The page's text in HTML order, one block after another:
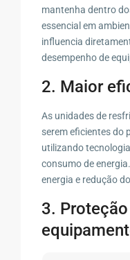
mantenha dentro
essencial em
influencia
desempenho de
2. Maior
As unidades de
serem eficientes do
utilizando
consumo de
energia e redução
3.